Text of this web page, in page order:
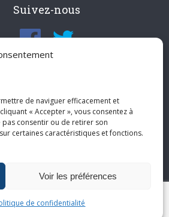
de naviguer efficacement et
« Accepter », vous consentez à
consentir ou de retirer son
certaines caractéristiques et fonctions.
Voir les préférences
de confidentialité
Suivez-nous